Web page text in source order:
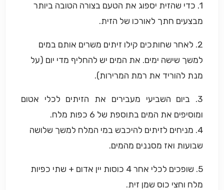
1. כדי שהזית יספוג את הטעם בצורה הטובה ביותר
מבצעים חתך לאורכו של הזית.
2. לאחר שחותכים קילו זיתים משרים אותם במים
למשך שישה ימים. את המים יש להחליף מדי יום (על
מנת להוריד את רמת המרירות).
3. ביום השביעי מעבירים את הזיתים לכלי אטום
ומוסיפים את המים בתוספת של 6 כפות מלח.
4. מניחים לזיתים להיכבש במי המלח למשך שלושה
שבועות ואז מסננים מהמים.
5. שופכים לכלי אחר 4 כוסות יין אדום + שתי כפיות
מלח וחצי כוס שמן זית.